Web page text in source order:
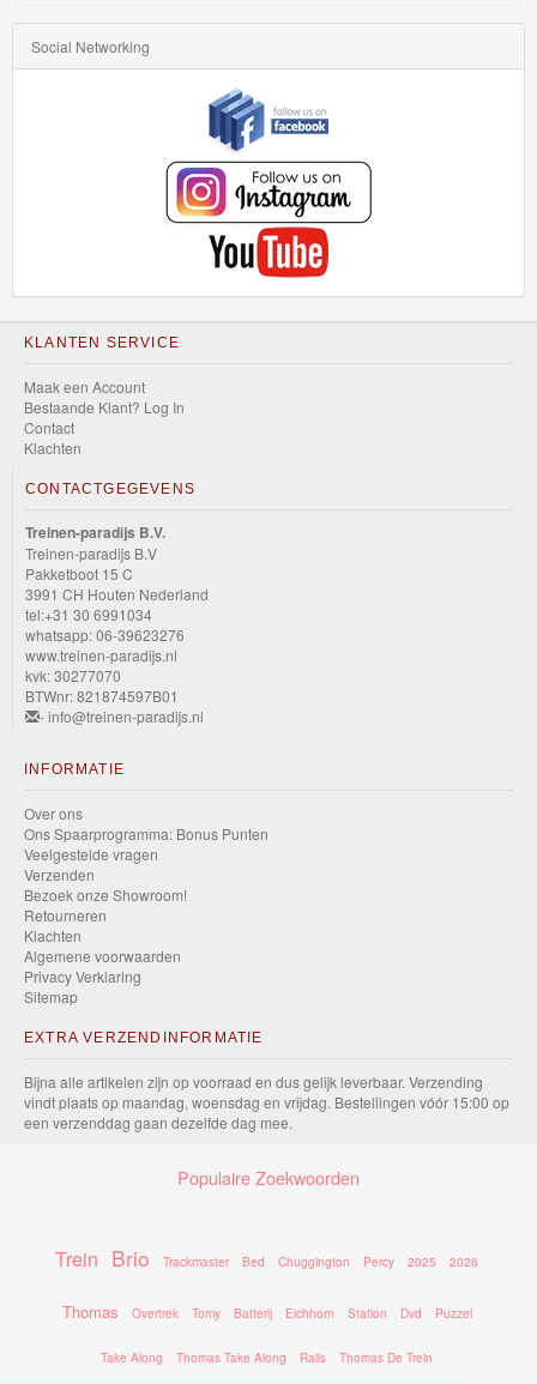
Social Networking
KLANTEN SERVICE
Maak een Account
Bestaande Klant? Log In
Contact
Klachten
CONTACTGEGEVENS
Treinen-paradijs B.V.
Treinen-paradijs B.V
Pakketboot 15 C
3991 CH Houten Nederland
tel:+31 30 6991034
whatsapp: 06-39623276
www.treinen-paradijs.nl
kvk: 30277070
BTWnr: 821874597B01
- info@treinen-paradijs.nl
INFORMATIE
Over ons
Ons Spaarprogramma: Bonus Punten
Veelgestelde vragen
Verzenden
Bezoek onze Showroom!
Retourneren
Klachten
Algemene voorwaarden
Privacy Verklaring
Sitemap
EXTRA VERZENDINFORMATIE
Bijna alle artikelen zijn op voorraad en dus gelijk leverbaar. Verzending
vindt plaats op maandag, woensdag en vrijdag. Bestellingen vóór 15:00 op
een verzenddag gaan dezelfde dag mee.
Populaire Zoekwoorden
Trein Brio Trackmaster Bed Chuggington Percy 2025 2026
Thomas Overtrek Tomy Batterij Eichhorn Station Dvd Puzzel
Take Along Thomas Take Along Rails Thomas De Trein